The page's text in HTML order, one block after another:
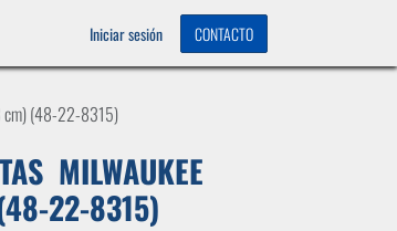
Iniciar sesión CONTACTO
cm) (48-22-8315)
MILWAUKEE
22-8315)